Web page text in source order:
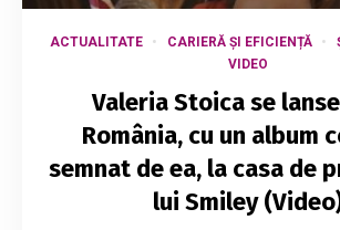
ACTUALITATE CARIERĂ ȘI EFICIENȚĂ
VIDEO
Valeria Stoica se
România, cu un album
semnat de ea, la casa de
lui Smiley